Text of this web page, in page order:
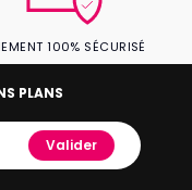
100% SÉCURISÉ
PLANS
Valider